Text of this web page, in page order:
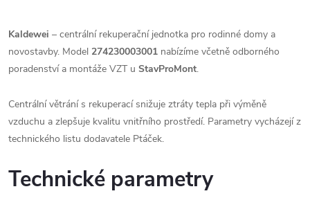
Kaldewei – centrální rekuperační jednotka pro rodinné domy a
novostavby. Model 274230003001 nabízíme včetně odborného
poradenství a montáže VZT u StavProMont.
Centrální větrání s rekuperací snižuje ztráty tepla při výměně
vzduchu a zlepšuje kvalitu vnitřního prostředí. Parametry vycházejí z
technického listu dodavatele Ptáček.
Technické parametry